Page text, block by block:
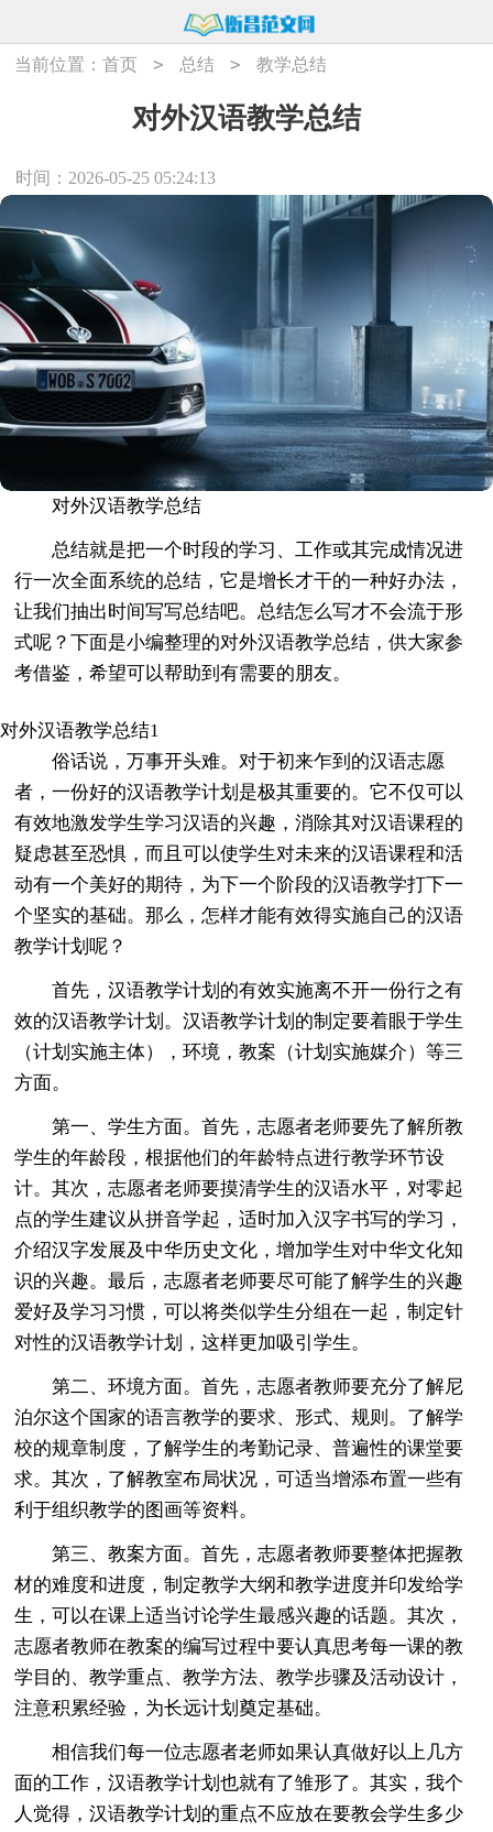
当前位置：首页 > 总结 > 教学总结
对外汉语教学总结
时间：2026-05-25 05:24:13
对外汉语教学总结
总结就是把一个时段的学习、工作或其完成情况进
行一次全面系统的总结，它是增长才干的一种好办法，
让我们抽出时间写写总结吧。总结怎么写才不会流于形
式呢？下面是小编整理的对外汉语教学总结，供大家参
考借鉴，希望可以帮助到有需要的朋友。
对外汉语教学总结1
俗话说，万事开头难。对于初来乍到的汉语志愿
者，一份好的汉语教学计划是极其重要的。它不仅可以
有效地激发学生学习汉语的兴趣，消除其对汉语课程的
疑虑甚至恐惧，而且可以使学生对未来的汉语课程和活
动有一个美好的期待，为下一个阶段的汉语教学打下一
个坚实的基础。那么，怎样才能有效得实施自己的汉语
教学计划呢？
首先，汉语教学计划的有效实施离不开一份行之有
效的汉语教学计划。汉语教学计划的制定要着眼于学生
（计划实施主体），环境，教案（计划实施媒介）等三
方面。
第一、学生方面。首先，志愿者老师要先了解所教
学生的年龄段，根据他们的年龄特点进行教学环节设
计。其次，志愿者老师要摸清学生的汉语水平，对零起
点的学生建议从拼音学起，适时加入汉字书写的学习，
介绍汉字发展及中华历史文化，增加学生对中华文化知
识的兴趣。最后，志愿者老师要尽可能了解学生的兴趣
爱好及学习习惯，可以将类似学生分组在一起，制定针
对性的汉语教学计划，这样更加吸引学生。
第二、环境方面。首先，志愿者教师要充分了解尼
泊尔这个国家的语言教学的要求、形式、规则。了解学
校的规章制度，了解学生的考勤记录、普遍性的课堂要
求。其次，了解教室布局状况，可适当增添布置一些有
利于组织教学的图画等资料。
第三、教案方面。首先，志愿者教师要整体把握教
材的难度和进度，制定教学大纲和教学进度并印发给学
生，可以在课上适当讨论学生最感兴趣的话题。其次，
志愿者教师在教案的编写过程中要认真思考每一课的教
学目的、教学重点、教学方法、教学步骤及活动设计，
注意积累经验，为长远计划奠定基础。
相信我们每一位志愿者老师如果认真做好以上几方
面的工作，汉语教学计划也就有了雏形了。其实，我个
人觉得，汉语教学计划的重点不应放在要教会学生多少